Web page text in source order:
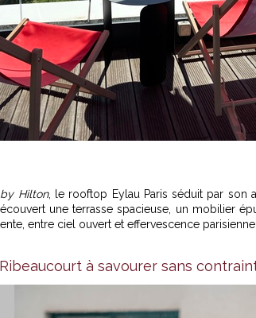
Hilton, le rooftop Eylau Paris séduit par son
une terrasse spacieuse, un mobilier
entre ciel ouvert et effervescence parisienne.
à savourer sans